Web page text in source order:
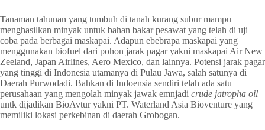
Tanaman tahunan yang tumbuh di tanah kurang subur mampu
menghasilkan minyak untuk bahan bakar pesawat yang telah di uji
coba pada berbagai maskapai. Adapun ebebrapa maskapai yang
menggunakan biofuel dari pohon jarak pagar yakni maskapai Air New
Zeeland, Japan Airlines, Aero Mexico, dan lainnya. Potensi jarak pagar
yang tinggi di Indonesia utamanya di Pulau Jawa, salah satunya di
Daerah Purwodadi. Bahkan di Indoensia sendiri telah ada satu
perusahaan yang mengolah minyak jawak emnjadi crude jatropha oil
untk dijadikan BioAvtur yakni PT. Waterland Asia Bioventure yang
memiliki lokasi perkebinan di daerah Grobogan.